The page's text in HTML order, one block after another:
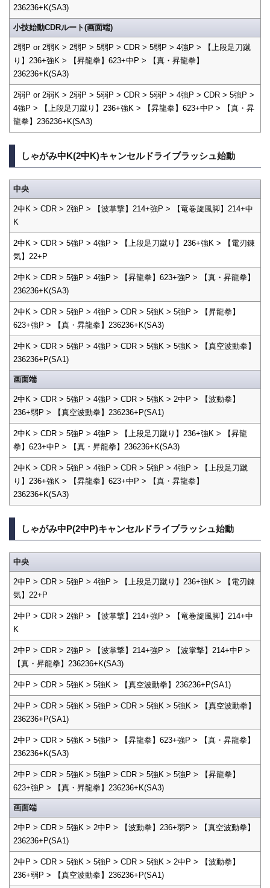
236236+K(SA3)
小技始動CDRルート(画面端)
2弱P or 2弱K > 2弱P > 5弱P > CDR > 5弱P > 4強P > 【上段足刀蹴
り】236+強K > 【昇龍拳】623+中P > 【真・昇龍拳】
236236+K(SA3)
2弱P or 2弱K > 2弱P > 5弱P > CDR > 5弱P > 4強P > CDR > 5強P >
4強P > 【上段足刀蹴り】236+強K > 【昇龍拳】623+中P > 【真・昇
龍拳】236236+K(SA3)
しゃがみ中K(2中K)キャンセルドライブラッシュ始動
中央
2中K > CDR > 2強P > 【波掌撃】214+強P > 【竜巻旋風脚】214+中
K
2中K > CDR > 5強P > 4強P > 【上段足刀蹴り】236+強K > 【電刃錬
気】22+P
2中K > CDR > 5強P > 4強P > 【昇龍拳】623+強P > 【真・昇龍拳】
236236+K(SA3)
2中K > CDR > 5強P > 4強P > CDR > 5強K > 5強P > 【昇龍拳】
623+強P > 【真・昇龍拳】236236+K(SA3)
2中K > CDR > 5強P > 4強P > CDR > 5強K > 5強K > 【真空波動拳】
236236+P(SA1)
画面端
2中K > CDR > 5強P > 4強P > CDR > 5強K > 2中P > 【波動拳】
236+弱P > 【真空波動拳】236236+P(SA1)
2中K > CDR > 5強P > 4強P > 【上段足刀蹴り】236+強K > 【昇龍
拳】623+中P > 【真・昇龍拳】236236+K(SA3)
2中K > CDR > 5強P > 4強P > CDR > 5強P > 4強P > 【上段足刀蹴
り】236+強K > 【昇龍拳】623+中P > 【真・昇龍拳】
236236+K(SA3)
しゃがみ中P(2中P)キャンセルドライブラッシュ始動
中央
2中P > CDR > 5強P > 4強P > 【上段足刀蹴り】236+強K > 【電刃錬
気】22+P
2中P > CDR > 2強P > 【波掌撃】214+強P > 【竜巻旋風脚】214+中
K
2中P > CDR > 2強P > 【波掌撃】214+強P > 【波掌撃】214+中P >
【真・昇龍拳】236236+K(SA3)
2中P > CDR > 5強K > 5強K > 【真空波動拳】236236+P(SA1)
2中P > CDR > 5強K > 5強P > CDR > 5強K > 5強K > 【真空波動拳】
236236+P(SA1)
2中P > CDR > 5強K > 5強P > 【昇龍拳】623+強P > 【真・昇龍拳】
236236+K(SA3)
2中P > CDR > 5強K > 5強P > CDR > 5強K > 5強P > 【昇龍拳】
623+強P > 【真・昇龍拳】236236+K(SA3)
画面端
2中P > CDR > 5強K > 2中P > 【波動拳】236+弱P > 【真空波動拳】
236236+P(SA1)
2中P > CDR > 5強K > 5強P > CDR > 5強K > 2中P > 【波動拳】
236+弱P > 【真空波動拳】236236+P(SA1)